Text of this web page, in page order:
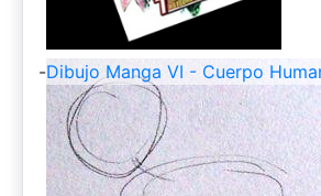
-Dibujo Manga VI - Cuerpo